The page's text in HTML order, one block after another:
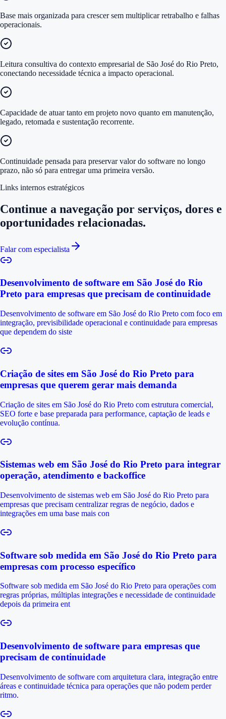
Base mais organizada para crescer sem multiplicar retrabalho e falhas
operacionais.
Leitura consultiva do contexto empresarial de São José do Rio Preto,
conectando necessidade técnica a impacto operacional.
Capacidade de atuar tanto em projeto novo quanto em manutenção,
legado, retomada e sustentação recorrente.
Continuidade pensada para preservar valor do software no longo
prazo, não só para entregar uma primeira versão.
Links internos estratégicos
Continue a navegação por serviços, dores e
oportunidades relacionadas.
Falar com especialista
Desenvolvimento de software em São José do Rio
Preto para empresas que precisam de continuidade
Desenvolvimento de software em São José do Rio Preto com foco em
integração, previsibilidade operacional e continuidade para empresas
que dependem do siste
Criação de sites em São José do Rio Preto para
empresas que querem gerar mais demanda
Criação de sites em São José do Rio Preto com estrutura comercial,
SEO forte e base preparada para performance, captação de leads e
evolução contínua.
Sistemas web em São José do Rio Preto para integrar
operação, atendimento e backoffice
Desenvolvimento de sistemas web em São José do Rio Preto para
empresas que precisam centralizar regras de negócio, dados e
integrações em uma base mais con
Software sob medida em São José do Rio Preto para
empresas com processo específico
Software sob medida em São José do Rio Preto para operações com
regras próprias, múltiplas integrações e necessidade de continuidade
depois da primeira ent
Desenvolvimento de software para empresas que
precisam de continuidade
Desenvolvimento de software com arquitetura clara, integração entre
áreas e continuidade técnica para operações que não podem perder
ritmo.